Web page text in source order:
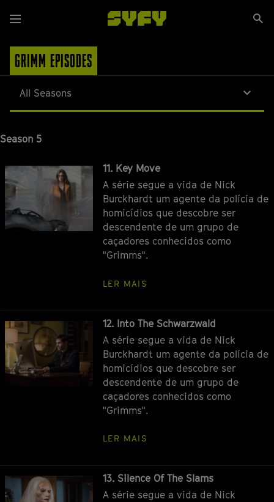
para
conteúdo
principal
Menu
GRIMM EPISODES
All Seasons
Season 5
Episódio
11. Key Move
A série segue a vida de Nick
Burckhardt um agente da polícia de
homicídios que descobre ser
descendente de um grupo de
caçadores conhecidos como
"Grimms".
LER MAIS
Episódio
12. Into The Schwarzwald
A série segue a vida de Nick
Burckhardt um agente da polícia de
homicídios que descobre ser
descendente de um grupo de
caçadores conhecidos como
"Grimms".
LER MAIS
Episódio
13. Silence Of The Slams
A série segue a vida de Nick